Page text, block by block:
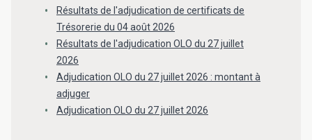
Résultats de l'adjudication de certificats de
Trésorerie du 04 août 2026
Résultats de l'adjudication OLO du 27 juillet
2026
Adjudication OLO du 27 juillet 2026 : montant à
adjuger
Adjudication OLO du 27 juillet 2026